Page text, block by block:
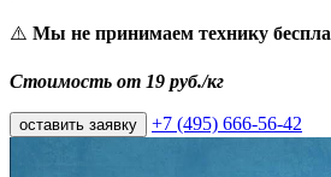
⚠️ Мы не принимаем технику
Стоимость от 19 руб./кг
оставить заявку +7 (495) 666-56-42